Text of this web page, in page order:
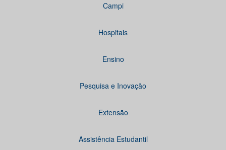
Campi
Hospitais
Ensino
Pesquisa e Inovação
Extensão
Assistência Estudantil